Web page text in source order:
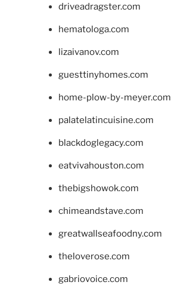
driveadragster.com
hematologa.com
lizaivanov.com
guesttinyhomes.com
home-plow-by-meyer.com
palatelatincuisine.com
blackdoglegacy.com
eatvivahouston.com
thebigshowok.com
chimeandstave.com
greatwallseafoodny.com
theloverose.com
gabriovoice.com